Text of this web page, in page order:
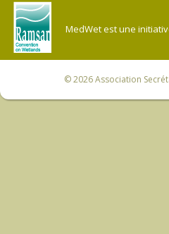
MedWet est une
© 2026Association